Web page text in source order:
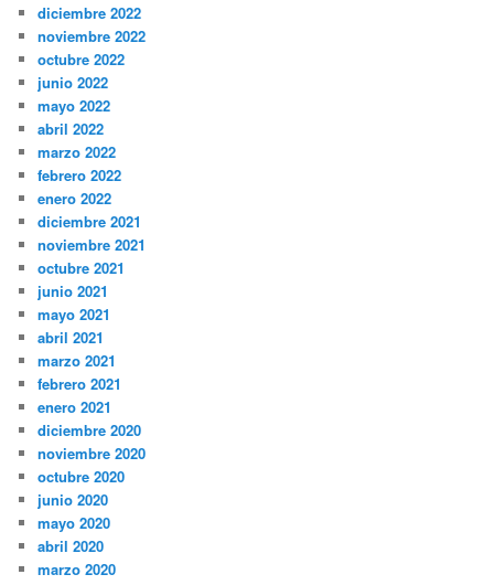
diciembre 2022
noviembre 2022
octubre 2022
junio 2022
mayo 2022
abril 2022
marzo 2022
febrero 2022
enero 2022
diciembre 2021
noviembre 2021
octubre 2021
junio 2021
mayo 2021
abril 2021
marzo 2021
febrero 2021
enero 2021
diciembre 2020
noviembre 2020
octubre 2020
junio 2020
mayo 2020
abril 2020
marzo 2020